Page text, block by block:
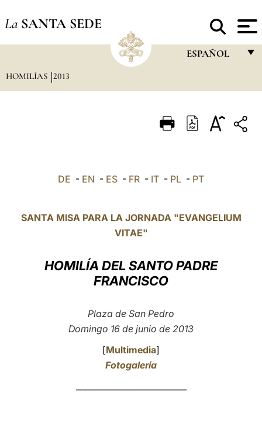
La SANTA SEDE
ESPAÑOL
ITALIANO
POLSKI
中文
HOMILÍAS 2013
DE - EN - ES - FR - IT - PL - PT
SANTA MISA PARA LA JORNADA "EVANGELIUM
VITAE"
HOMILÍA DEL SANTO PADRE
FRANCISCO
Plaza de San Pedro
Domingo 16 de junio de 2013
[Multimedia]
Fotogalería